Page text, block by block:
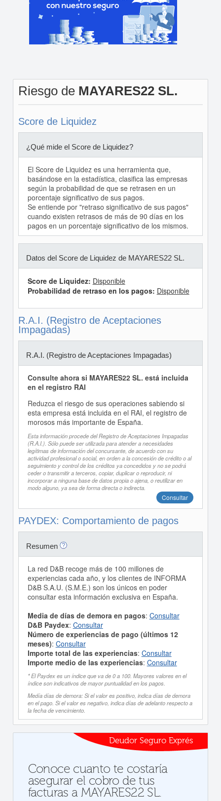
Riesgo de MAYARES22 SL.
Score de Liquidez
¿Qué mide el Score de Liquidez?
El Score de Liquidez es una herramienta que,
basándose en la estadística, clasifica las empresas
según la probabilidad de que se retrasen en un
porcentaje significativo de sus pagos.
Se entiende por "retraso significativo de sus pagos"
cuando existen retrasos de más de 90 días en los
pagos en un porcentaje significativo de los mismos.
Datos del Score de Liquidez de MAYARES22 SL.
Score de Liquidez: Disponible
Probabilidad de retraso en los pagos: Disponible
R.A.I. (Registro de Aceptaciones
Impagadas)
R.A.I. (Registro de Aceptaciones Impagadas)
Consulte ahora si MAYARES22 SL. está incluida
en el registro RAI
Reduzca el riesgo de sus operaciones sabiendo si
esta empresa está incluida en el RAI, el registro de
morosos más importante de España.
Esta información procede del Registro de Aceptaciones Impagadas
(R.A.I.). Sólo puede ser utilizada para atender a necesidades
legítimas de información del concursante, de acuerdo con su
actividad profesional o social, en orden a la concesión de crédito o al
seguimiento y control de los créditos ya concedidos y no se podrá
ceder o transmitir a terceros, copiar, duplicar o reproducir, ni
incorporar a ninguna base de datos propia o ajena, o reutilizar en
modo alguno, ya sea de forma directa o indirecta.
Consultar
PAYDEX: Comportamiento de pagos
Resumen
La red D&B recoge más de 100 millones de
experiencias cada año, y los clientes de INFORMA
D&B S.A.U. (S.M.E.) son los únicos en poder
consultar esta información exclusiva en España.
Media de días de demora en pagos: Consultar
D&B Paydex: Consultar
Número de experiencias de pago (últimos 12
meses): Consultar
Importe total de las experiencias: Consultar
Importe medio de las experiencias: Consultar
* El Paydex es un índice que va de 0 a 100. Mayores valores en el
índice son indicativos de mayor puntualidad en los pagos.
Medía días de demora: Si el valor es positivo, indica días de demora
en el pago. Si el valor es negativo, indica días de adelanto respecto a
la fecha de vencimiento.
Deudor Seguro Exprés
Conoce cuanto te costaría
asegurar el cobro de tus
facturas a MAYARES22 SL.